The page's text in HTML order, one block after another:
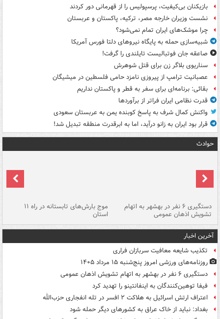
بازیکنان بی‌کیفیت، پرسپولیس را از قهرمانی دور کردند
نشست وزیران خارجه مصر، ترکیه، پاکستان و عربستان
چرا موشک‌های ایران تمام نمی‌شود؟
شبیه‌سازی حمله به پایگاه نیروهای دلتا فورس آمریکا
صاعقه جان فوتبالیست تایلندی را گرفت!
سناریوی بلاگر زن برای قتل شوهرش
عصبانیت ترامپ از پیروزی نامزد حامی فلسطین در میشیگان
بقائی: برنامه‌ای برای سفر به قطر و پاکستان نداریم
قدرت نظامی ایران فراتر از برآوردها
واکنش کمال شرف به پاسخ کوبنده یمن به عربستان سعودی
قرار بود ایران به زانو درآید، اما به ابرقدرت منطقه تبدیل شد!
حوادث
دستگیری ۶ نفر در بهشهر به اتهام
تشویش اذهان عمومی
موج بارش‌های تابستانه در راه ۱۱
استان
آخرین اخبار
تکذیب شایعه معافیت سربازان فراری
روزنامه‌های ورزشی امروز پنج‌شنبه ۱۵ مرداد ۱۴۰۵
دستگیری ۶ نفر در بهشهر به اتهام تشویش اذهان عمومی
فیفا توهین‌کنندگان به اینفانتینو را تهدید کرد
اعتراف ارتش اسرائیل به هلاکت ۲ افسر در تله انفجاری حزب‌الله
بغداد: نباید از خاک عراق به کشورهای دیگر حمله شود